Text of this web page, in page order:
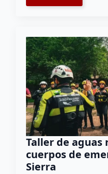
Taller de aguas
cuerpos de
Sierra